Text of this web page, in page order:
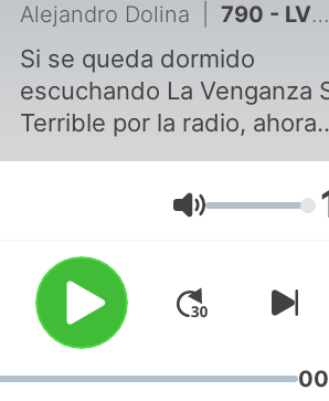
Alejandro Dolina 790 - LVST 6 de agosto de 2026
Si se queda dormido
escuchando La Venganza
Terrible por la radio, ahora
también podrá quedarse
dormido escuchándolo a
cualquier hora en formato
podcast. En
lavenganzaseraterrible.com
puede encontrar los
etc.
Głośność